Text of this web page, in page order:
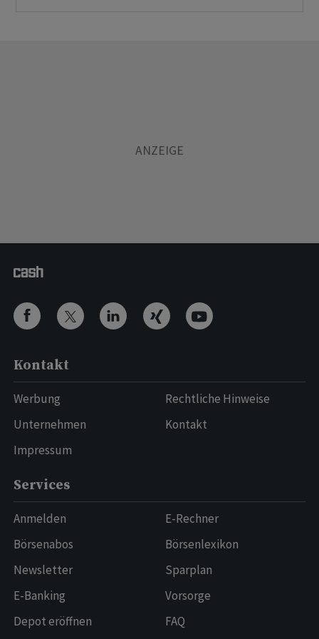
Kontakt
Werbung
Unternehmen
Impressum
Rechtliche Hinweise
Kontakt
Services
Anmelden
Börsenabos
Newsletter
E-Banking
Depot eröffnen
E-Rechner
Börsenlexikon
Sparplan
Vorsorge
FAQ